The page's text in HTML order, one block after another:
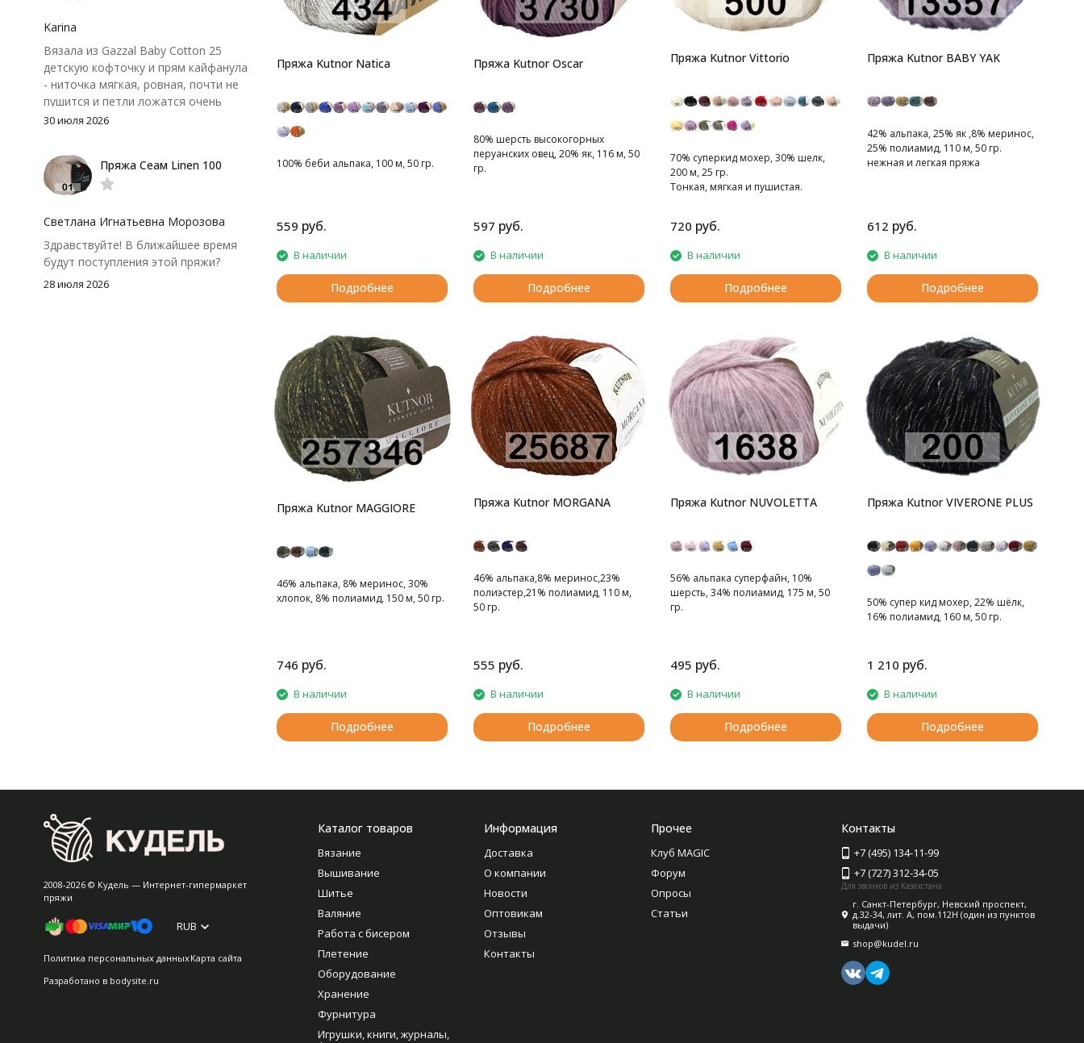
Пряжа Kutnor Natica
100% беби альпака, 100 м, 50 гр.
559 руб.
В наличии
Подробнее
Пряжа Kutnor Oscar
80% шерсть высокогорных
перуанских овец, 20% як, 116 м, 50
гр.
597 руб.
В наличии
Подробнее
Пряжа Kutnor Vittorio
70% суперкид мохер, 30% шелк,
200 м, 25 гр.
Тонкая, мягкая и пушистая.
720 руб.
В наличии
Подробнее
Пряжа Kutnor BABY YAK
42% альпака, 25% як ,8% меринос,
25% полиамид, 110 м, 50 гр.
нежная и легкая пряжа
612 руб.
В наличии
Подробнее
Пряжа Kutnor MAGGIORE
46% альпака, 8% меринос, 30%
хлопок, 8% полиамид, 150 м, 50 гр.
746 руб.
В наличии
Подробнее
Пряжа Kutnor MORGANA
46% альпака,8% меринос,23%
полиэстер,21% полиамид, 110 м,
50 гр.
555 руб.
В наличии
Подробнее
Пряжа Kutnor NUVOLETTA
56% альпака суперфайн, 10%
шерсть, 34% полиамид, 175 м, 50
гр.
495 руб.
В наличии
Подробнее
Пряжа Kutnor VIVERONE PLUS
50% супер кид мохер, 22% шёлк,
16% полиамид, 160 м, 50 гр.
1 210 руб.
В наличии
Подробнее
крючок поудобнее.
Karina
Вязала из Gazzal Baby Cotton 25
детскую кофточку и прям кайфанула
- ниточка мягкая, ровная, почти не
пушится и петли ложатся очень
аккуратно. После стирки полотно
потеряло, цвет тоже не стал
тусклее. Единственный нюанс -
моточки маленькие, расход лучше
чуть-чуть не хватило))
30 июля 2026
Пряжа Сеам Linen 100
Светлана Игнатьевна Морозова
Здравствуйте! В ближайшее время
будут поступления этой пряжи?
28 июля 2026
2008-2026 © Кудель — Интернет-гипермаркет
пряжи
RUB
Политика персональных данныхКарта сайта
Разработано в bodysite.ru
Каталог товаров
Вязание
Вышивание
Шитье
Валяние
Работа с бисером
Плетение
Оборудование
Хранение
Фурнитура
Игрушки, книги, журналы,
Информация
Доставка
О компании
Новости
Оптовикам
Отзывы
Контакты
Прочее
Клуб MAGIC
Форум
Опросы
Статьи
Контакты
+7 (495) 134-11-99
+7 (727) 312-34-05
Для звонков из Казахстана
г. Санкт-Петербург, Невский проспект,
д.32-34, лит. А, пом.112Н (один из пунктов
выдачи)
shop@kudel.ru